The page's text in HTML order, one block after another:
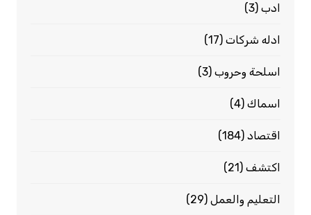
ادب(3)
ادله شركات(17)
اسلحة وحروب(3)
اسماك(4)
اقتصاد(184)
اكتشف(21)
التعليم والعمل(29)